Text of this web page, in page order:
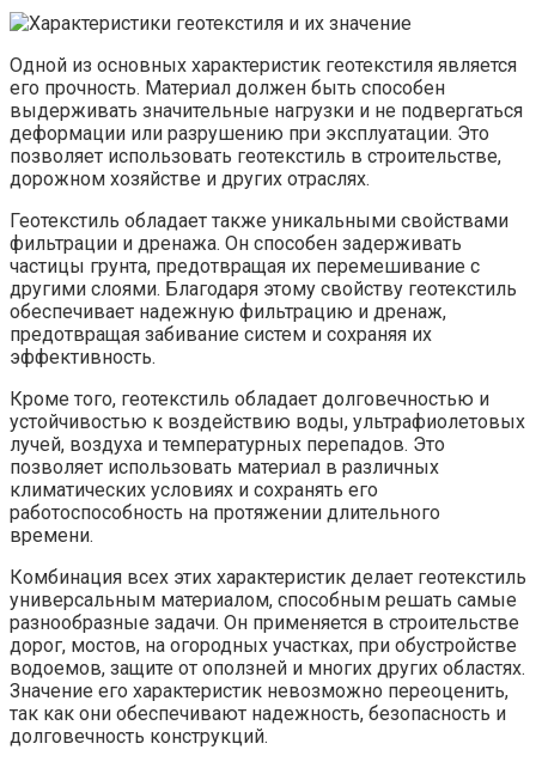
Одной из основных характеристик геотекстиля является
его прочность. Материал должен быть способен
выдерживать значительные нагрузки и не подвергаться
деформации или разрушению при эксплуатации. Это
позволяет использовать геотекстиль в строительстве,
дорожном хозяйстве и других отраслях.
Геотекстиль обладает также уникальными свойствами
фильтрации и дренажа. Он способен задерживать
частицы грунта, предотвращая их перемешивание с
другими слоями. Благодаря этому свойству геотекстиль
обеспечивает надежную фильтрацию и дренаж,
предотвращая забивание систем и сохраняя их
эффективность.
Кроме того, геотекстиль обладает долговечностью и
устойчивостью к воздействию воды, ультрафиолетовых
лучей, воздуха и температурных перепадов. Это
позволяет использовать материал в различных
климатических условиях и сохранять его
работоспособность на протяжении длительного
времени.
Комбинация всех этих характеристик делает геотекстиль
универсальным материалом, способным решать самые
разнообразные задачи. Он применяется в строительстве
дорог, мостов, на огородных участках, при обустройстве
водоемов, защите от оползней и многих других областях.
Значение его характеристик невозможно переоценить,
так как они обеспечивают надежность, безопасность и
долговечность конструкций.